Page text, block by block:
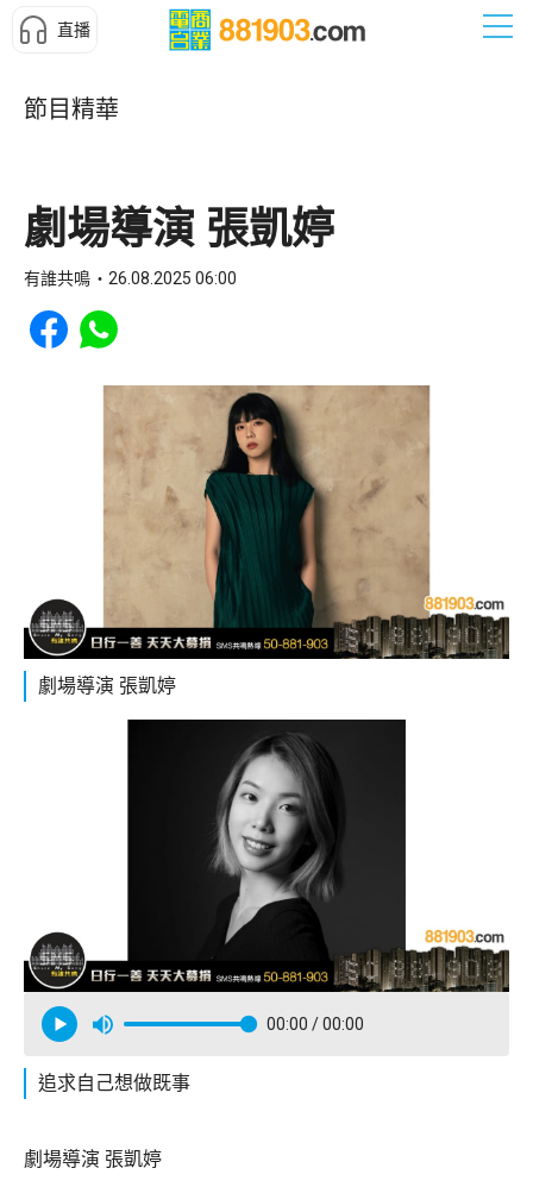
直播
節目精華
劇場導演 張凱婷
有誰共鳴 26.08.2025 06:00
Share to Facebook
Share to WhatsApp
劇場導演 張凱婷
00:00 / 00:00
追求自己想做既事
劇場導演 張凱婷